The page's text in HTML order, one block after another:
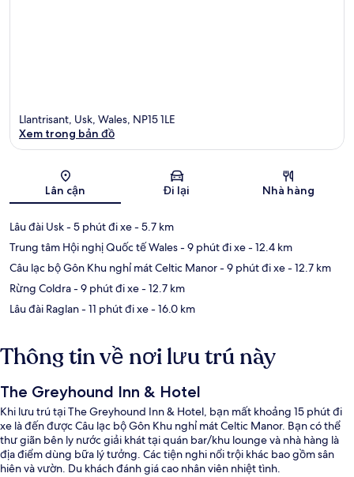
Bản đồ
Llantrisant, Usk, Wales, NP15 1LE
Xem trong bản đồ
Lân cận Đi lại Nhà hàng
Lâu đài Usk- 5 phút đi xe- 5.7 km
Trung tâm Hội nghị Quốc tế Wales- 9 phút đi xe- 12.4 km
Câu lạc bộ Gôn Khu nghỉ mát Celtic Manor- 9 phút đi xe- 12.7 km
Rừng Coldra- 9 phút đi xe- 12.7 km
Lâu đài Raglan- 11 phút đi xe- 16.0 km
Thông tin về nơi lưu trú này
The Greyhound Inn & Hotel
Khi lưu trú tại The Greyhound Inn & Hotel, bạn mất khoảng 15 phút đi
xe là đến được Câu lạc bộ Gôn Khu nghỉ mát Celtic Manor. Bạn có thể
thư giãn bên ly nước giải khát tại quán bar/khu lounge và nhà hàng là
địa điểm dùng bữa lý tưởng. Các tiện nghi nổi trội khác bao gồm sân
hiên và vườn. Du khách đánh giá cao nhân viên nhiệt tình.